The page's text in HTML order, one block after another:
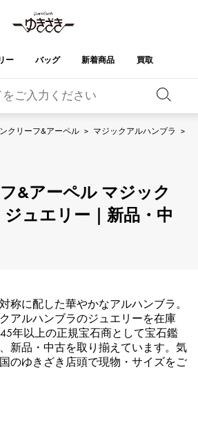
ー バッグ 新着商品 買取
ウブロ
Breguet
ブレゲ
コンスタ
パネライ
JAEGER LE COULTRE
ジャガー・ルクルト
エリー
ジュエリー
ジュエリー
ダブルトップ
NOMBRE
ノンブル
TwinPinky
ツインピンキー
ETERNITY
エタニティ
オータクロア
ー エブリン
チャーム
クリーフ&アーペル > マジックアルハンブラ
>
&アーペル マジック
ュエリー｜新品・中
称に配した華やかなアルハンブラ。
アルハンブラのジュエリーを在庫
年以上の正規宝石商として宝石鑑
新品・中古を取り揃えています。気
のゆきざき店頭で現物・サイズをご